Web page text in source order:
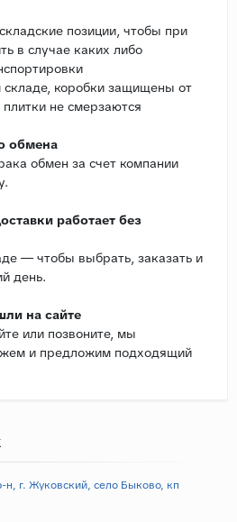
позиции, чтобы при
в случае каких либо
коробки защищены от
не смерзаются
обмена
обмен за счет компании
работает без
— чтобы выбрать, заказать и
день.
на сайте
или позвоните, мы
и предложим подходящий
г. Жуковский, село Быково, кп